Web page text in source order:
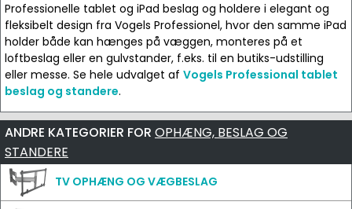
Professionelle tablet og iPad beslag og holdere i elegant og
fleksibelt design fra Vogels Professionel, hvor den samme iPad
holder både kan hænges på væggen, monteres på et
loftbeslag eller en gulvstander, f.eks. til en butiks-udstilling
eller messe. Se hele udvalget af Vogels Professional tablet
beslag og standere.
ANDRE KATEGORIER FOR OPHÆNG, BESLAG OG
STANDERE
TV OPHÆNG OG VÆGBESLAG